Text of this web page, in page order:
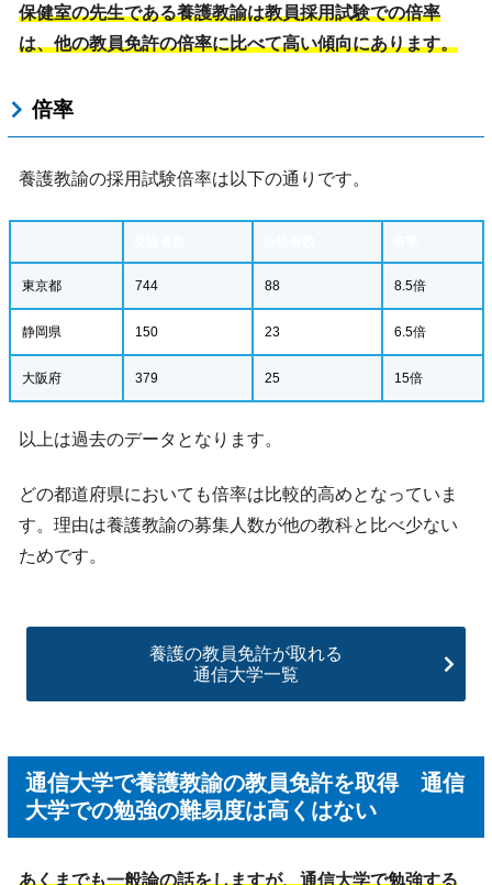
保健室の先生である養護教諭は教員採用試験での倍率
は、他の教員免許の倍率に比べて高い傾向にあります。
倍率
養護教諭の採用試験倍率は以下の通りです。
東京都 744 88 8.5倍
静岡県 150 23 6.5倍
大阪府 379 25 15倍
以上は過去のデータとなります。
どの都道府県においても倍率は比較的高めとなっていま
す。理由は養護教諭の募集人数が他の教科と比べ少ない
ためです。
養護の教員免許が取れる
通信大学一覧
通信大学で養護教諭の教員免許を取得 通信
大学での勉強の難易度は高くはない
あくまでも一般論の話をしますが、通信大学で勉強する